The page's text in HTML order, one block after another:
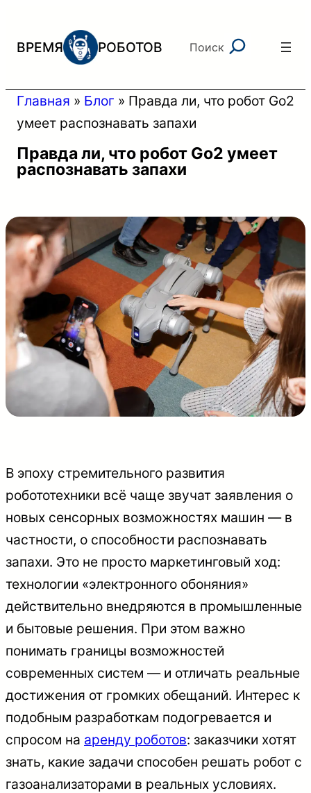
содержимому
ВРЕМЯ РОБОТОВ Поиск Поиск
Главная » Блог » Правда ли, что робот Go2
умеет распознавать запахи
Правда ли, что робот Go2 умеет
распознавать запахи
В эпоху стремительного развития
робототехники всё чаще звучат заявления о
новых сенсорных возможностях машин — в
частности, о способности распознавать
запахи. Это не просто маркетинговый ход:
технологии «электронного обоняния»
действительно внедряются в промышленные
и бытовые решения. При этом важно
понимать границы возможностей
современных систем — и отличать реальные
достижения от громких обещаний. Интерес к
подобным разработкам подогревается и
спросом на аренду роботов: заказчики хотят
знать, какие задачи способен решать робот с
газоанализаторами в реальных условиях.